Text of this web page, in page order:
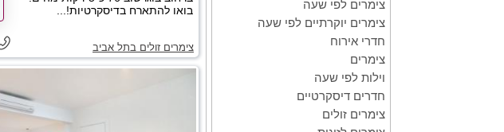
צימרים לפי שעה
צימרים יוקרתיים לפי שעה
חדרי אירוח
צימרים
וילות לפי שעה
חדרים דיסקרטיים
צימרים זולים
בואו להתארח בדיסקרטיות!...
צימרים זולים בתל אביב